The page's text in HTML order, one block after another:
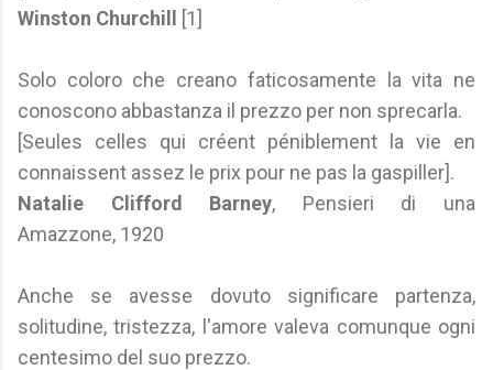
Winston Churchill
[1]
Solo coloro che creano faticosamente la vita ne
conoscono abbastanza il prezzo per non sprecarla.
[Seules celles qui créent péniblement la vie en
connaissent assez le prix pour ne pas la gaspiller].
Natalie Clifford Barney, Pensieri di una
Amazzone, 1920
Anche se avesse dovuto significare partenza,
solitudine, tristezza, l'amore valeva comunque ogni
centesimo del suo prezzo.